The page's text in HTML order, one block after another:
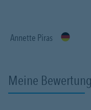
regelmäßiges Training.
Genau dabei unterstütze
persönlichen Gespräch
Annette Piras
Meine